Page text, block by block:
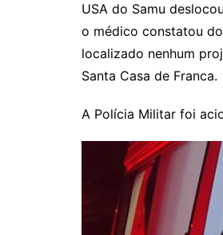
USA do Samu
o médico constatou
localizado nenhum
Santa Casa de Franca.
A Polícia Militar foi